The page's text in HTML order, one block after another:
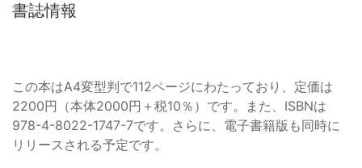
書誌情報
この本はA4変型判で112ページにわたっており、定価は
2200円（本体2000円＋税10％）です。また、ISBNは
978-4-8022-1747-7です。さらに、電子書籍版も同時に
リリースされる予定です。